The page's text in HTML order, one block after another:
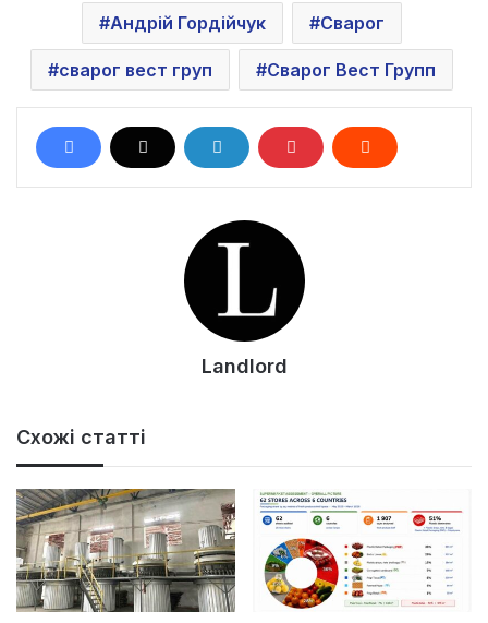
Андрій Гордійчук Сварог
сварог вест груп Сварог Вест Групп
Landlord
Схожі статті